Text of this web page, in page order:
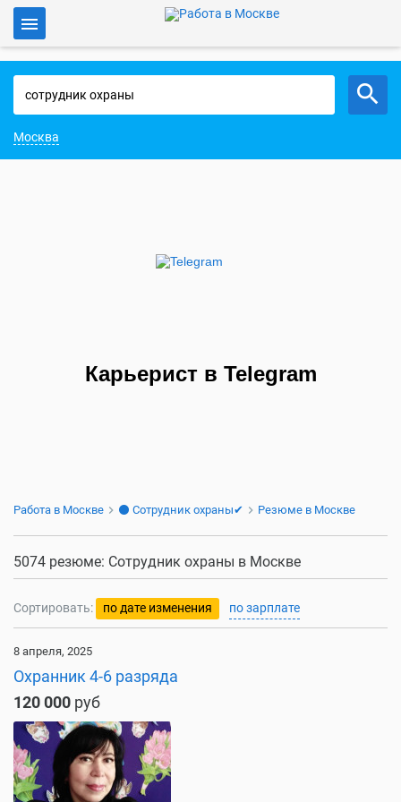
Работа в Москве
Москва
Карьерист в Telegram
Работа в Москве ⚫ Сотрудник охраны✔ Резюме в Москве
5074 резюме: Сотрудник охраны в Москве
Сортировать: по дате изменения по зарплате
8 апреля, 2025
Охранник 4-6 разряда
120 000 руб